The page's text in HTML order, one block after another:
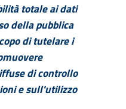
totale ai dati
della pubblica
di tutelare i
di controllo
e sull'utilizzo